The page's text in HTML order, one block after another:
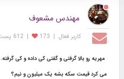
مهندس مشعوف
کاربر فعال |
173
| 612 پست
مهریه رو بالا گرفتی و گفتی کی داده و کی
می کردقیمت سکه بشه یک میلیون و نیم؟